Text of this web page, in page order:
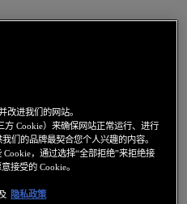
DJControl Mix
DJ 软件？
Mix Ultra
改进我们的网站。
Cookie）来确保网站正常运行、进行
们的品牌最契合您个人兴趣的内容。
，通过选择“全部拒绝”来拒绝接
接受的 Cookie。
隐私政策